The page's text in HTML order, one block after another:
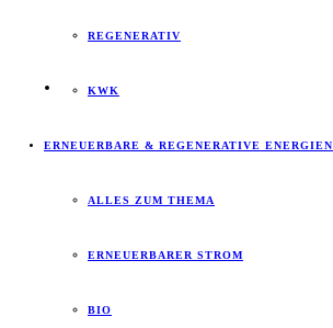
REGENERATIV
KWK
ERNEUERBARE & REGENERATIVE ENERGIEN
ALLES ZUM THEMA
ERNEUERBARER STROM
BIO